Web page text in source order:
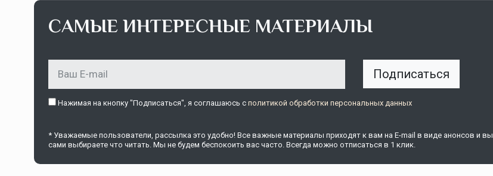
САМЫЕ ИНТЕРЕСНЫЕ МАТЕРИАЛЫ
Подписаться
Нажимая на кнопку "Подписаться", я соглашаюсь c политикой обработки персональных данных
* Уважаемые пользователи, рассылка это удобно! Все важные материалы приходят к вам на E-mail в виде анонсов и вы
сами выбираете что читать. Мы не будем беспокоить вас часто. Всегда можно отписаться в 1 клик.